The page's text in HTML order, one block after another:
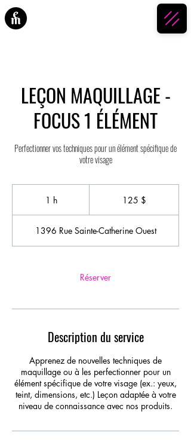
LEÇON MAQUILLAGE -
FOCUS 1 ÉLÉMENT
Perfectionner vos techniques pour un élément spécifique de
votre visage
1 h1 125 $
1396 Rue Sainte-Catherine Ouest
Réserver
Description du service
Apprenez de nouvelles techniques de
maquillage ou à les perfectionner pour un
élément spécifique de votre visage (ex.: yeux,
teint, dimensions, etc.) Leçon adaptée à votre
niveau de connaissance avec nos produits.